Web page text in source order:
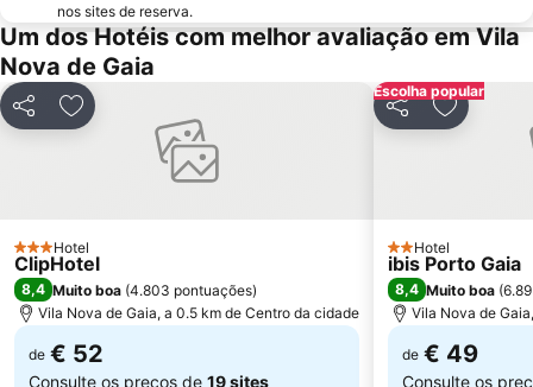
da Póvoa de Varzim
da Madalena
Edificio da Alfândega
Mercado do Bolhão
Aldeia Rural Preservada de Quintandona
Palacio do Freixo
Mindelo Beach
Praia da Cortegaça
Praia de Esposende
Azurara Beach
Centro Histórico de Guimarães
Estela Beach
nos sites de reserva.
Um dos Hotéis com melhor avaliação em Vila
Nova de Gaia
PartilharAdicionar aos favoritos
3 Estrelas
Hotel
ClipHotel
8,4 Muito boa (4.803 pontuações)
Vila Nova de Gaia, a 0.5 km de Centro da cidade
de € 52
Consulte os preços de 19 sites
Escolha popular
Partilhar
2 Estrelas
Hotel
ibis Porto Gaia
8,4 Muito boa (
Vila Nova de
de € 49
Consulte os